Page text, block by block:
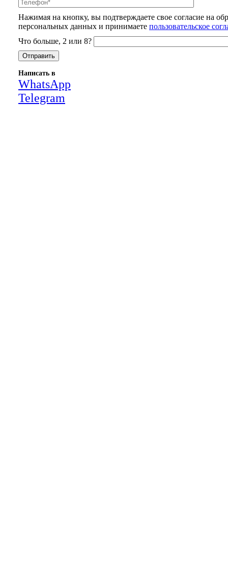
Нажимая на кнопку, вы подтверждаете свое согласие на
персональных данных и принимаете пользовательское
Что больше, 2 или 8?
Написать в
WhatsApp
Telegram